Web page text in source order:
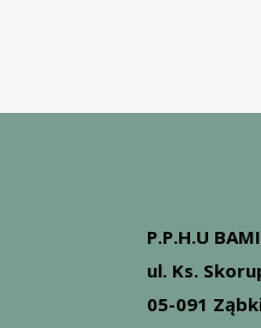
P.P.H.U
ul. Ks.
05-091